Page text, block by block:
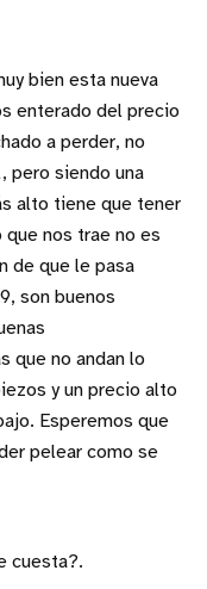
bien esta nueva
enterado del precio
a perder, no
pero siendo una
alto tiene que tener
que nos trae no es
de que le pasa
son buenos
que no andan lo
y un precio alto
Esperemos que
pelear como se
cuesta?.